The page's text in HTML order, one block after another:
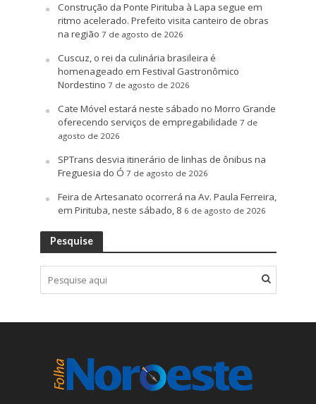
Construção da Ponte Pirituba à Lapa segue em
ritmo acelerado. Prefeito visita canteiro de obras
na região 7 de agosto de 2026
Cuscuz, o rei da culinária brasileira é
homenageado em Festival Gastronômico
Nordestino 7 de agosto de 2026
Cate Móvel estará neste sábado no Morro Grande
oferecendo serviços de empregabilidade 7 de
agosto de 2026
SPTrans desvia itinerário de linhas de ônibus na
Freguesia do Ó 7 de agosto de 2026
Feira de Artesanato ocorrerá na Av. Paula Ferreira,
em Pirituba, neste sábado, 8 6 de agosto de 2026
Pesquise